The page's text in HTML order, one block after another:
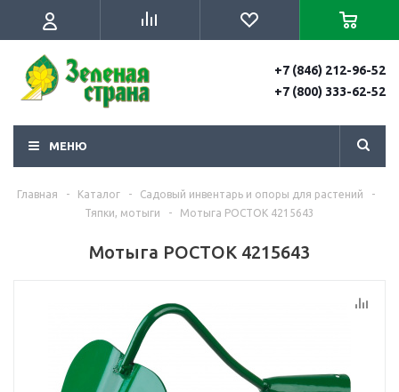
+7 (846) 212-96-52
+7 (800) 333-62-52
МЕНЮ
Главная - Каталог - Садовый инвентарь и опоры для растений
-
Тяпки, мотыги
- Мотыга РОСТОК 4215643
Мотыга РОСТОК 4215643